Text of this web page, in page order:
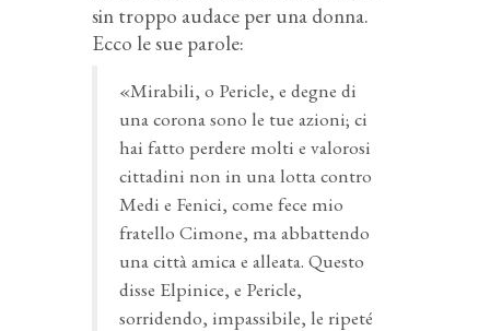
sin troppo audace per una donna.
Ecco le sue parole:
«Mirabili, o Pericle, e degne di
una corona sono le tue azioni; ci
hai fatto perdere molti e valorosi
cittadini non in una lotta contro
Medi e Fenici, come fece mio
fratello Cimone, ma abbattendo
una città amica e alleata. Questo
disse Elpinice, e Pericle,
sorridendo, impassibile, le ripeté